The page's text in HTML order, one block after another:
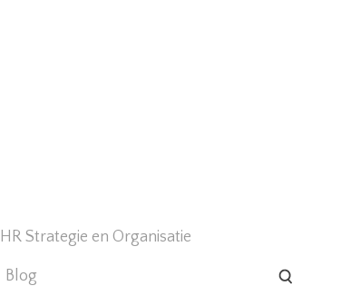
HR Strategie en Organisatie
Blog